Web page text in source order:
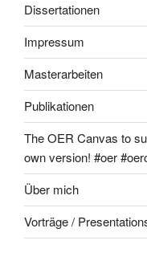
Dissertationen
Impressum
Masterarbeiten
Publikationen
The OER Canvas to
own version! #oer
Über mich
Vorträge /